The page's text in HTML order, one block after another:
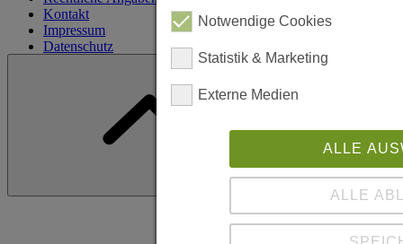
Kontakt
Impressum
Datenschutz
Cookie Einstellungen anpassen
Notwendige Cookies
Statistik & Marketing
Externe Medien
ALLE
ALLE